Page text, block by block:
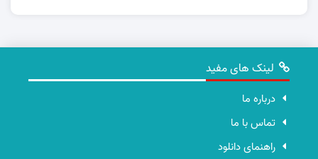
لینک های مفید
درباره ما
تماس با ما
راهنمای دانلود